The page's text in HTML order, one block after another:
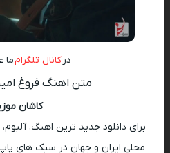
در کانال تلگرامما
متن اهنگ فروغ
کاشان
برای دانلود جدید ترین اهنگ،
محلی ایران و جهان در سبک های